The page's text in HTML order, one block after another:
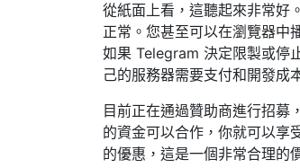
從紙面上看，這聽起來非常好
正常。您甚至可以在瀏覽器中
如果 Telegram 決定限製或停
己的服務器需要支付和開發成
目前正在通過贊助商進行招募
的資金可以合作，你就可以享
的優惠，這是一個非常合理的